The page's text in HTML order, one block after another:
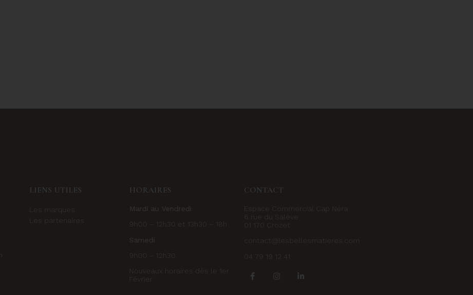
LIENS UTILES
Les marques
Les partenaires
HORAIRES
Mardi au Vendredi
9h00 – 12h30 et 13h30 – 18h
Samedi
9h00 – 12h30
Nouveaux horaires dès le 1er
Février
CONTACT
Espace Commercial Cap Néra
6 rue du Salève
01 170 Crozet
contact@lesbellesmatieres.com
04 79 19 12 41